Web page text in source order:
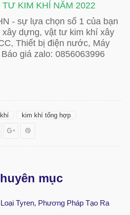
TƯ KIM KHÍ NĂM 2022
- sự lựa chọn số 1 của bạn
dựng, vật tư kim khí xây
Thiết bị điện nước, Máy
giá zalo: 0856063996
kim khí tổng hợp
mục
Tyren, Phương Pháp Tạo Ra